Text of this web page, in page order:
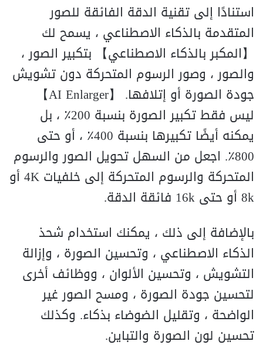
استنادًا إلى تقنية الدقة الفائقة للصور
المتقدمة بالذكاء الاصطناعي ، يسمح لك
【المكبر بالذكاء الاصطناعي】 بتكبير الصور ،
والصور ، وصور الرسوم المتحركة دون تشويش
جودة الصورة أو إتلافها. 【AI Enlarger】
ليس فقط تكبير الصورة بنسبة 200٪ ، بل
يمكنه أيضًا تكبيرها بنسبة 400٪ ، أو حتى
800٪. اجعل من السهل تحويل الصور والرسوم
المتحركة والرسوم المتحركة إلى خلفيات 4K أو
8k أو حتى 16k فائقة الدقة.
بالإضافة إلى ذلك ، يمكنك استخدام شحذ
الذكاء الاصطناعي ، وتحسين الصورة ، وإزالة
التشويش ، وتحسين الألوان ، ووظائف أخرى
لتحسين جودة الصورة ، ومسح الصور غير
الواضحة ، وتقليل الضوضاء بذكاء. وكذلك
تحسين لون الصورة والتباين.